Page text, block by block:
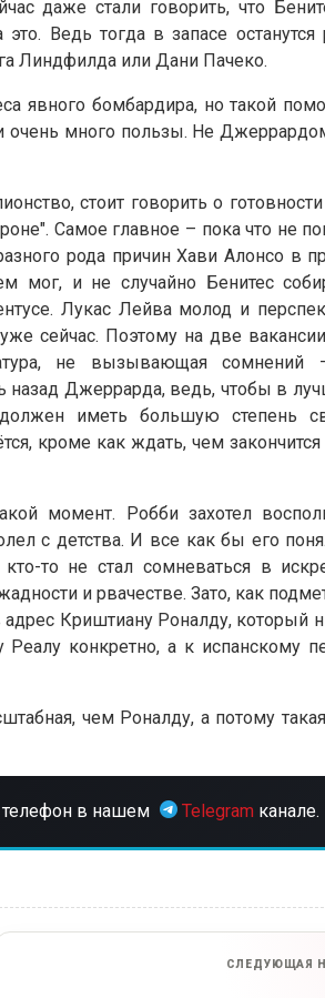
даже стали говорить, что
Ведь тогда в запасе останутся
Линдфилда или Дани Пачеко.
явного бомбардира, но такой
очень много пользы. Не
стоит говорить о
Самое главное – пока что не
рода причин Хави Алонсо в
мог, и не случайно Бенитес
Лукас Лейва молод и
сейчас. Поэтому на две
не вызывающая сомнений
назад Джеррарда, ведь, чтобы в
иметь большую степень
кроме как ждать, чем закончится
момент. Робби захотел
с детства. И все как бы его
то не стал сомневаться в
и рвачестве. Зато, как
Криштиану Роналду, который
конкретно, а к испанскому
чем Роналду, а потому
телефон в нашем Telegramканале.
СЛЕДУЮЩАЯ